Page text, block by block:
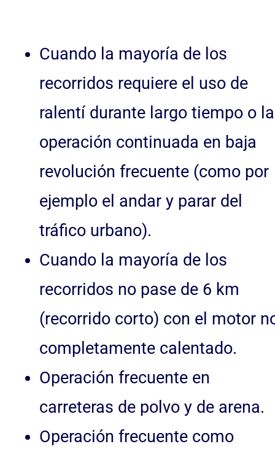
Cuando la mayoría de los
recorridos requiere el uso de
ralentí durante largo tiempo o la
operación continuada en baja
revolución frecuente (como por
ejemplo el andar y parar del
tráfico urbano).
Cuando la mayoría de los
recorridos no pase de 6 km
(recorrido corto) con el motor
completamente calentado.
Operación frecuente en
carreteras de polvo y de arena.
Operación frecuente como